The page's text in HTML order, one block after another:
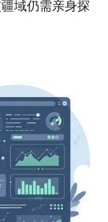
域仍需亲身探